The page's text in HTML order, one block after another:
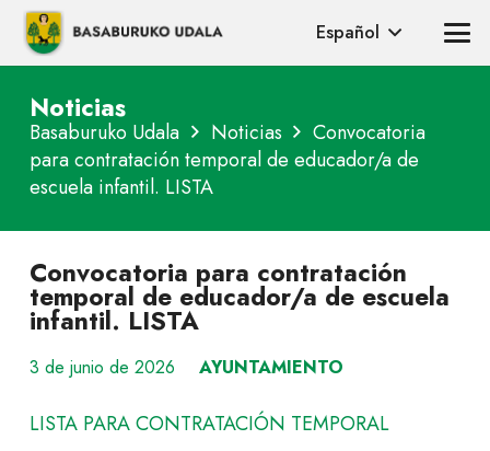
Español
Noticias
Basaburuko Udala Noticias
Convocatoria
para contratación temporal de educador/a de
escuela infantil. LISTA
Convocatoria para contratación
temporal de educador/a de escuela
infantil. LISTA
3 de junio de 2026 AYUNTAMIENTO
LISTA PARA CONTRATACIÓN TEMPORAL